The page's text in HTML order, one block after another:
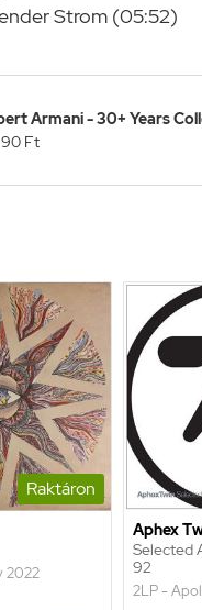
Strom (05:52)
Armani - 30+ Years
Ft
Raktáron
2022
Aphex
Selected
92
2LP -